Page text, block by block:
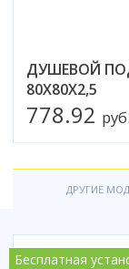
ДУШЕВОЙ
80Х80X2,5
778.92 руб.
ДРУГИЕ
Бесплатная